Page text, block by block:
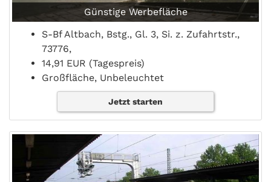
Günstige Werbefläche
S-Bf Altbach, Bstg., Gl. 3, Si. z. Zufahrtstr.,
73776,
14,91 EUR (Tagespreis)
Großfläche, Unbeleuchtet
Jetzt starten